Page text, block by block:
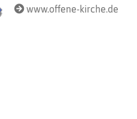
www.offene-kirche.de